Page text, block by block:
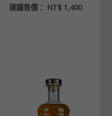
建議售價： NT$1,400